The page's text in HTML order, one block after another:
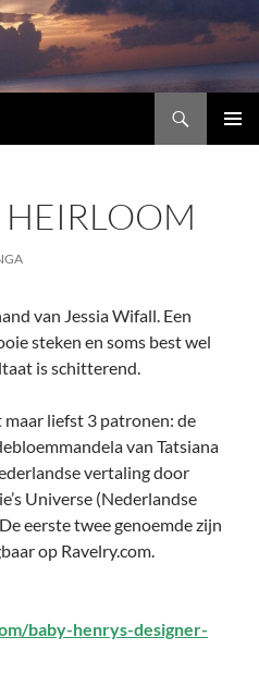
HEIRLOOM
van Jessia Wifall. Een
steken en soms best wel
is schitterend.
liefst 3 patronen: de
van Tatsiana
vertaling door
Universe (Nederlandse
eerste twee genoemde zijn
op Ravelry.com.
baby-henrys-designer-